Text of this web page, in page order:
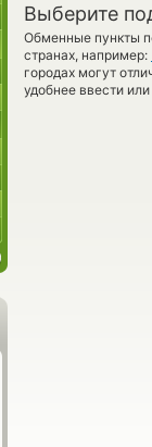
Выберите
Обменные пункты
странах, например:
городах могут
удобнее ввести